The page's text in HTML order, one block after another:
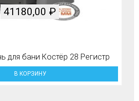
для бани Костёр 28 Регистр
41180,00 ₽
В КОРЗИНУ